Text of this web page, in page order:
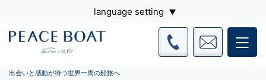
language setting
出会いと感動が待つ世界一周の船旅へ